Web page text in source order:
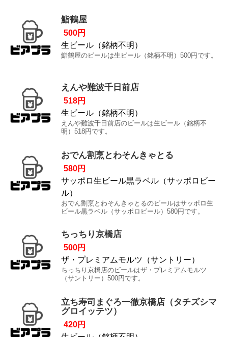
鮨鶴屋
500円
生ビール（銘柄不明）
鮨鶴屋のビールは生ビール（銘柄不明）500円です。
えんや難波千日前店
518円
生ビール（銘柄不明）
えんや難波千日前店のビールは生ビール（銘柄不
明）518円です。
おでん割烹とわそんきゃとる
580円
サッポロ生ビール黒ラベル（サッポロビー
ル）
おでん割烹とわそんきゃとるのビールはサッポロ生
ビール黒ラベル（サッポロビール）580円です。
ちっちり京橋店
500円
ザ・プレミアムモルツ（サントリー）
ちっちり京橋店のビールはザ・プレミアムモルツ
（サントリー）500円です。
立ち寿司まぐろ一徹京橋店（タチズシマ
グロイッテツ）
420円